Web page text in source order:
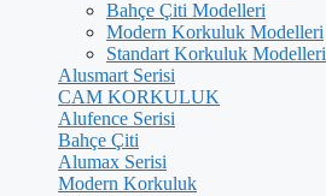
Bahçe Çiti Modelleri
Modern Korkuluk Modelleri
Standart Korkuluk Modelleri
Alusmart Serisi
CAM KORKULUK
Alufence Serisi
Bahçe Çiti
Alumax Serisi
Modern Korkuluk